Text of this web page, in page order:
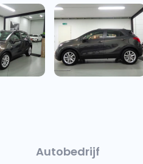
Autobedrijf